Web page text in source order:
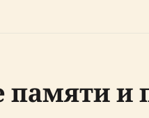
памяти и